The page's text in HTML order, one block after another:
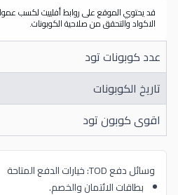
قد يحتوي الموقع على روابط أفلييت لكسب
الاكواد والتحقق من صلاحية الكوبونات.
عدد كوبونات تود
تاريخ الكوبونات
اقوى كوبون تود
وسائل دفع TOD: خيارات الدفع المتاحة
بطاقات الائتمان والخصم.